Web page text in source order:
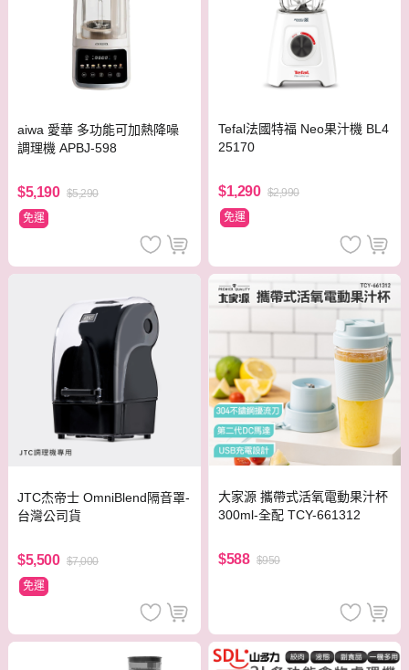
aiwa 愛華 多功能可加熱降噪
調理機 APBJ-598
$5,190 $5,290
免運
Tefal法國特福 Neo果汁機 BL4
25170
$1,290 $2,990
免運
JTC杰帝士 OmniBlend隔音罩-
台灣公司貨
$5,500 $7,000
免運
大家源 攜帶式活氧電動果汁杯
300ml-全配 TCY-661312
$588 $950